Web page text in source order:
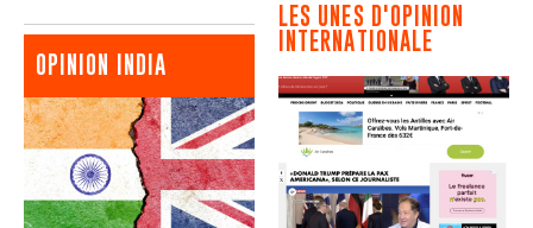
OPINION INDIA
LES UNES D'OPINION
INTERNATIONALE